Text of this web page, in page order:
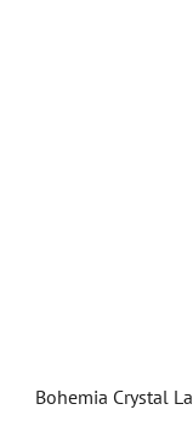
Bohemia Crystal